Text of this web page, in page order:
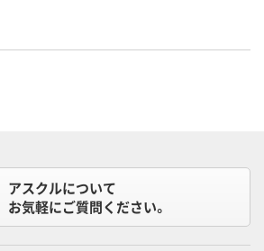
アスクルについて
お気軽にご質問ください。